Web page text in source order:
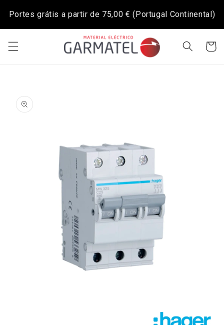
Portes grátis a partir de 75,00 € (Portugal Continental)
para o
conteúdo
informação
do produto